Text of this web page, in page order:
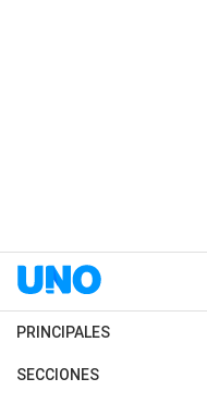
PRINCIPALES
Últimas Noticias
SECCIONES